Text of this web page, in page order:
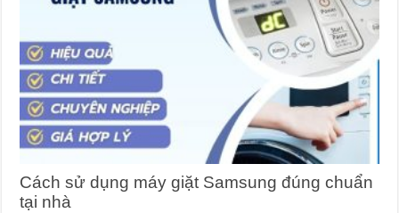
Cách sử dụng máy giặt Samsung đúng chuẩn
tại nhà